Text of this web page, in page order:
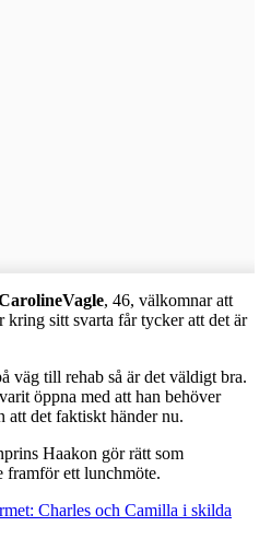
, 46, välkomnar att
kring sitt svarta får tycker att det är
väg till rehab så är det väldigt bra.
öppna med att han behöver
att det faktiskt händer nu.
Haakon gör rätt som
framför ett lunchmöte.
Charles och Camilla i skilda